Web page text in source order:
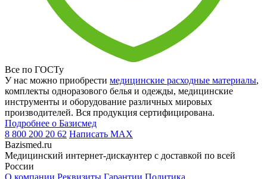
Все по ГОСТу
У нас можно приобрести медицинские расходные материалы,
комплекты одноразового белья и одежды, медицинские
инструменты и оборудование различных мировых
производителей. Вся продукция сертифицирована.
Подробнее о Базисмед
8 800 200 20 62 Написать MAX
Bazismed.ru
Медицинский интернет-дискаунтер с доставкой по всей
России
О компании Реквизиты Гарантии Политика